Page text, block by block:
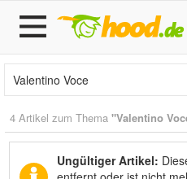
4 Artikel zum Thema "Valentino
Ungültiger Artikel: